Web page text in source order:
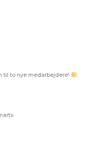
til to nye medarbejdere!